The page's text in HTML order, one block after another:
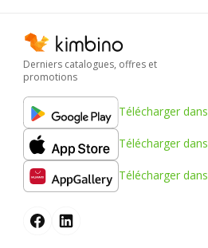
Derniers catalogues, offres et
promotions
Télécharger dans
Télécharger dans
Télécharger dans